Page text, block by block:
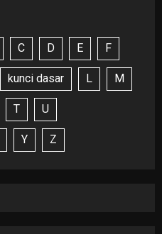
C D E F
kunci dasar L M
T U
Y Z